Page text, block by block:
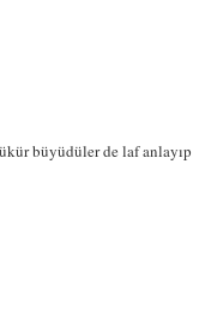
büyüdüler de laf anlayıp